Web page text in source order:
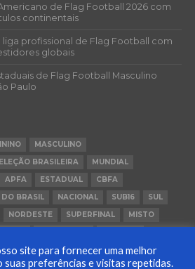
de Flag Football 2026 com
continentais
liga profissional de Flag Football com
globais
de Flag Football Masculino
Paulo
MASCULINO
BRASILEIRA
MUNDIAL
APFA ESTADUAL
CBFA
BRASIL NACIONAL SUB16
SUL
NORDESTE SUPERFINAL
MISTO
RIO GRANDE DO SUL
site para fornecer uma melhor
suas preferências e visitas repetidas.